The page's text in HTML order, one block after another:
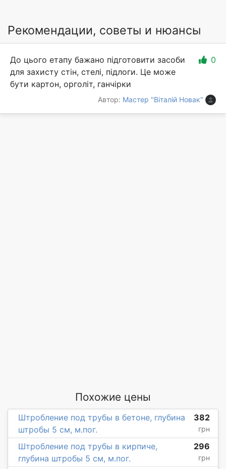
Рекомендации, советы и нюансы
0
До цього етапу бажано підготовити засоби
для захисту стін, стелі, підлоги. Це може
бути картон, орголіт, ганчірки
Автор: Мастер "Віталій Новак"
Похожие цены
Штробление под трубы в бетоне, глубина
штробы 5 см, м.пог.
382
грн
Штробление под трубы в кирпиче,
глубина штробы 5 см, м.пог.
296
грн